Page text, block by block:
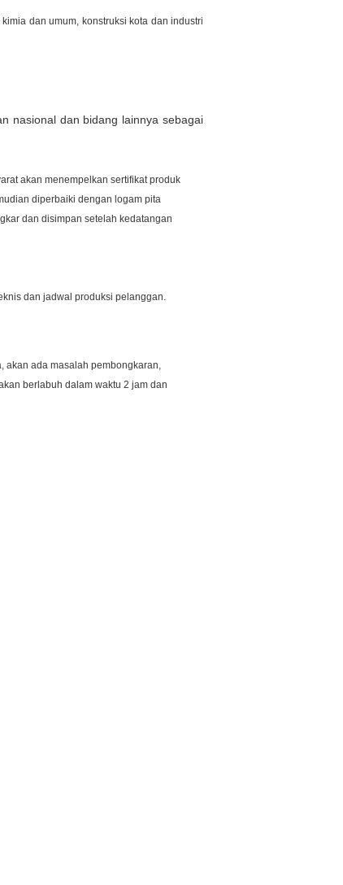
dan umum, konstruksi kota dan industri
nasional dan bidang lainnya sebagai
akan menempelkan sertifikat produk
diperbaiki dengan logam pita
dan disimpan setelah kedatangan
dan jadwal produksi pelanggan.
akan ada masalah pembongkaran,
berlabuh dalam waktu 2 jam dan